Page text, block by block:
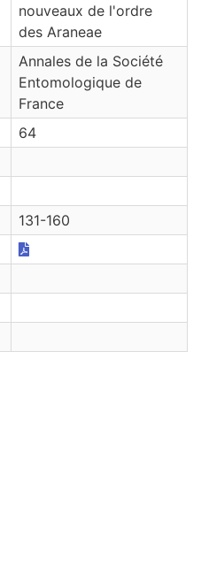
nouveaux de l'ordre
des Araneae
Annales de la Société
Entomologique de
France
64
131-160